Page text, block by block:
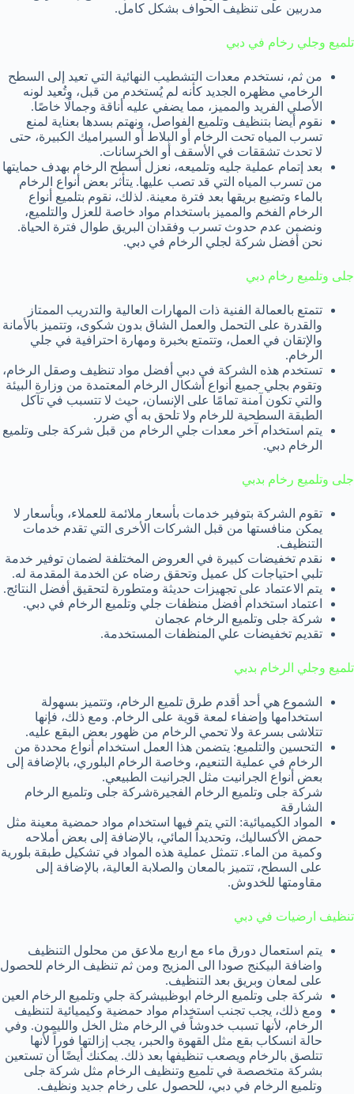
مدربين على تنظيف الحواف بشكل كامل.
تلميع وجلي رخام في دبي
من ثم، نستخدم معدات التشطيب النهائية التي تعيد إلى السطح
الرخامي مظهره الجديد كأنه لم يُستخدم من قبل، وتُعيد لونه
الأصلي الفريد والمميز، مما يضفي عليه أناقة وجمالًا خاصًا.
نقوم أيضا بتنظيف وتلميع الفواصل، ونهتم بسدها بعناية لمنع
تسرب المياه تحت الرخام أو البلاط أو السيراميك الكبيرة، حتى
لا تحدث تشققات في الأسقف أو الخرسانات.
بعد إتمام عملية جليه وتلميعه، نعزل أسطح الرخام بهدف حمايتها
من تسرب المياه التي قد تصب عليها. يتأثر بعض أنواع الرخام
بالماء وتضيع بريقها بعد فترة معينة. لذلك، نقوم بتلميع أنواع
الرخام الفخم والمميز باستخدام مواد خاصة للعزل والتلميع،
ونضمن عدم حدوث تسرب وفقدان البريق طوال فترة الحياة.
نحن أفضل شركة لجلي الرخام في دبي.
جلى وتلميع رخام دبي
تتمتع بالعمالة الفنية ذات المهارات العالية والتدريب الممتاز
والقدرة على التحمل والعمل الشاق بدون شكوى، وتتميز بالأمانة
والإتقان في العمل، وتتمتع بخبرة ومهارة احترافية في جلي
الرخام.
تستخدم هذه الشركة في دبي أفضل مواد تنظيف وصقل الرخام،
وتقوم بجلي جميع أنواع أشكال الرخام المعتمدة من وزارة البيئة
والتي تكون آمنة تمامًا على الإنسان، حيث لا تتسبب في تآكل
الطبقة السطحية للرخام ولا تلحق به أي ضرر.
يتم استخدام آخر معدات جلي الرخام من قبل شركة جلى وتلميع
الرخام دبي.
جلى وتلميع رخام بدبي
تقوم الشركة بتوفير خدمات بأسعار ملائمة للعملاء، وبأسعار لا
يمكن منافستها من قبل الشركات الأخرى التي تقدم خدمات
التنظيف.
نقدم تخفيضات كبيرة في العروض المختلفة لضمان توفير خدمة
تلبي احتياجات كل عميل وتحقق رضاه عن الخدمة المقدمة له.
يتم الاعتماد على تجهيزات حديثة ومتطورة لتحقيق أفضل النتائج.
اعتماد استخدام أفضل منظفات جلي وتلميع الرخام في دبي.
شركة جلى وتلميع الرخام عجمان
تقديم تخفيضات علي المنظفات المستخدمة.
تلميع وجلي الرخام بدبي
الشموع هي أحد أقدم طرق تلميع الرخام، وتتميز بسهولة
استخدامها وإضفاء لمعة قوية على الرخام. ومع ذلك، فإنها
تتلاشى بسرعة ولا تحمي الرخام من ظهور بعض البقع عليه.
التحسين والتلميع: يتضمن هذا العمل استخدام أنواع محددة من
الرخام في عملية التنعيم، وخاصة الرخام البلوري، بالإضافة إلى
بعض أنواع الجرانيت مثل الجرانيت الطبيعي.
شركة جلى وتلميع الرخام الفجيرةشركة جلى وتلميع الرخام
الشارقة
المواد الكيميائية: التي يتم فيها استخدام مواد حمضية معينة مثل
حمض الأكساليك، وتحديداً المائي، بالإضافة إلى بعض أملاحه
وكمية من الماء. تتمثل عملية هذه المواد في تشكيل طبقة بلورية
على السطح، تتميز بالمعان والصلابة العالية، بالإضافة إلى
مقاومتها للخدوش.
تنظيف ارضيات في دبي
يتم استعمال دورق ماء مع اربع ملاعق من محلول التنظيف
واضافة البيكنج صودا الى المزيج ومن ثم تنظيف الرخام للحصول
على لمعان وبريق بعد التنظيف.
شركة جلى وتلميع الرخام ابوظبيشركة جلي وتلميع الرخام العين
ومع ذلك، يجب تجنب استخدام مواد حمضية وكيميائية لتنظيف
الرخام، لأنها تسبب خدوشاً في الرخام مثل الخل والليمون. وفي
حالة انسكاب بقع مثل القهوة والحبر، يجب إزالتها فوراً لأنها
تتلصق بالرخام ويصعب تنظيفها بعد ذلك. يمكنك أيضًا أن تستعين
بشركة متخصصة في تلميع وتنظيف الرخام مثل شركة جلى
وتلميع الرخام في دبي، للحصول على رخام جديد ونظيف.